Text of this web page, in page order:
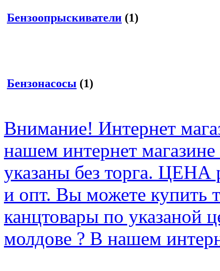
Бензоопрыскиватели (1)
Бензонасосы (1)
Внимание! Интернет
нашем интернет
указаны без торга.
и опт. Вы можете купить
канцтовары по указаной
молдове ? В нашем